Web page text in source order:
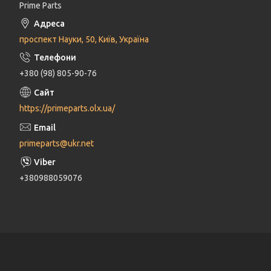
Prime Parts
проспект Науки, 50, Київ, Україна
+380 (98) 805-90-76
https://primeparts.olx.ua/
primeparts@ukr.net
+380988059076